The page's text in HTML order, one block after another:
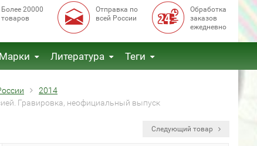
Более 20000
товаров
Отправка по
всей России
Обработка
заказов
ежедневно
Марки Литература Теги
2014
Гравировка, неофициальный выпуск
Следующий товар